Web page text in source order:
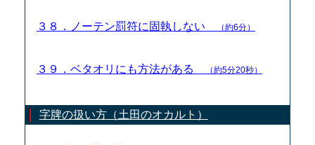
３８．ノーテン罰符に固執しない （約6分）
３９．ベタオリにも方法がある （約5分20秒）
字牌の扱い方（土田のオカルト）